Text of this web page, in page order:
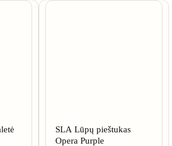
SLA Lūpų pieštukas
Opera Purple